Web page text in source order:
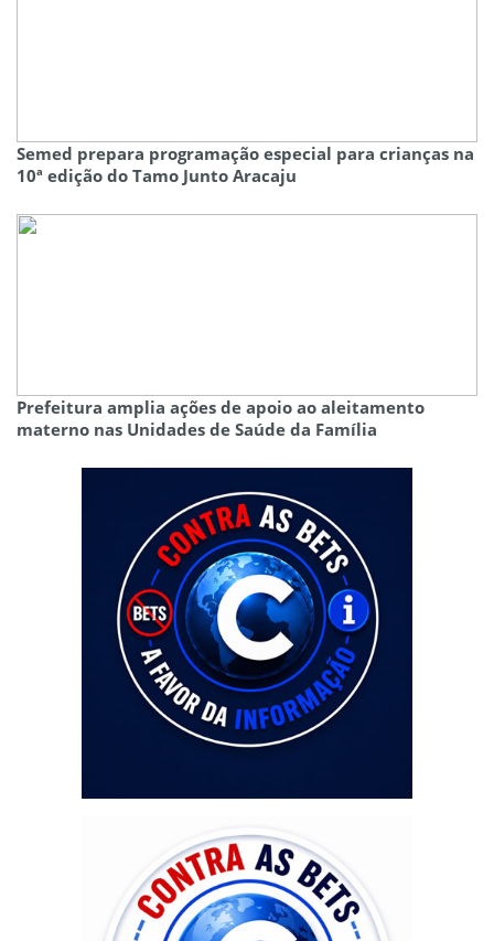
Semed prepara programação especial para crianças na
10ª edição do Tamo Junto Aracaju
Prefeitura amplia ações de apoio ao aleitamento
materno nas Unidades de Saúde da Família